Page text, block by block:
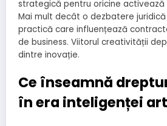
strategică pentru oricine activează
Mai mult decât o dezbatere
practică care influențează
de business. Viitorul creativității
dintre inovație.
Ce înseamnă
în era inteligenței